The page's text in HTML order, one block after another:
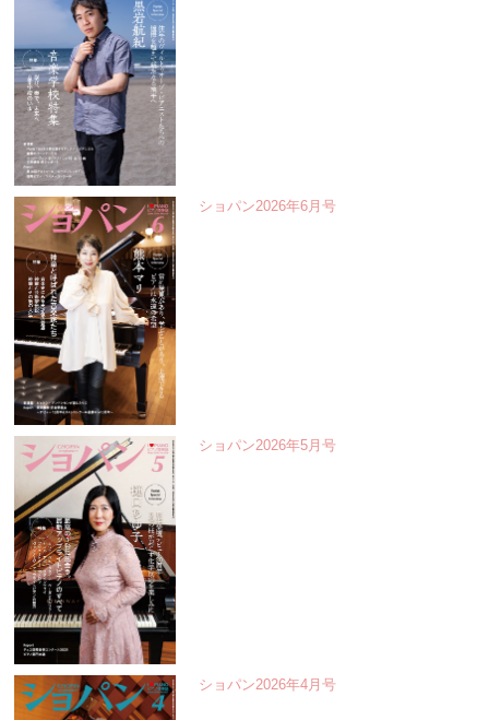
ショパン2026年6月号
ショパン2026年5月号
ショパン2026年4月号